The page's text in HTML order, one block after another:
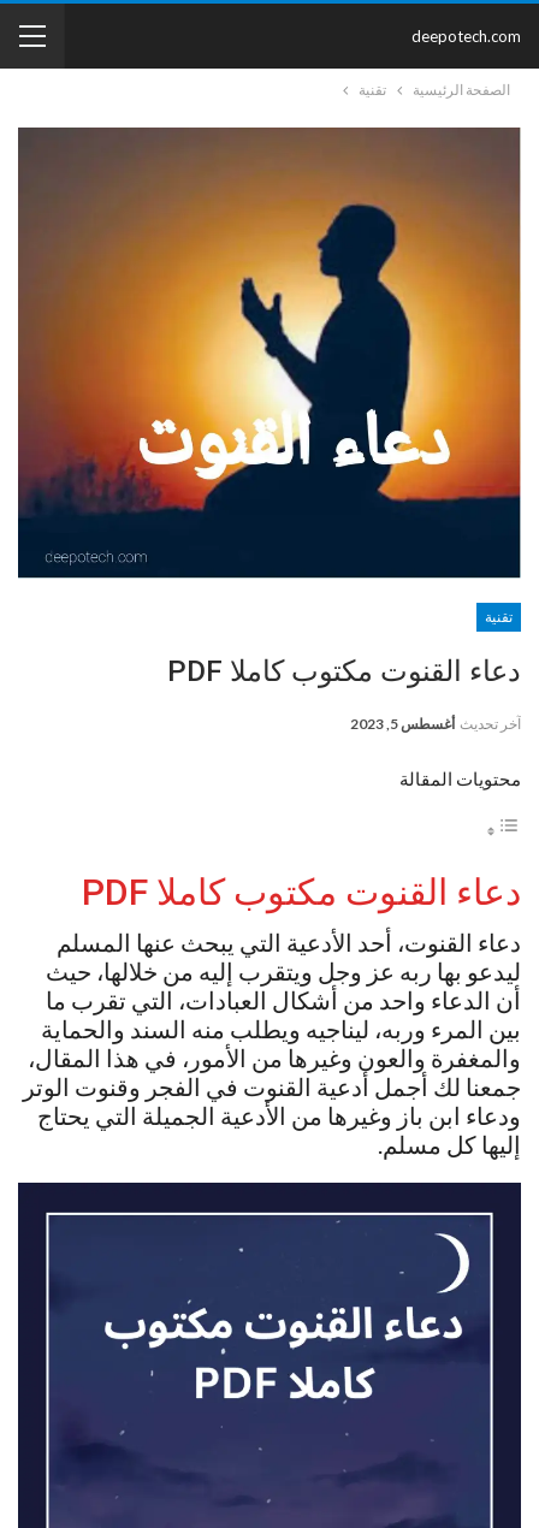
deepotech.com
الصفحة الرئيسية تقنية
تقنية
دعاء القنوت مكتوب كاملا PDF
آخر تحديث أغسطس 5, 2023
محتويات المقالة
دعاء القنوت مكتوب كاملا PDF
دعاء القنوت، أحد الأدعية التي يبحث عنها المسلم
ليدعو بها ربه عز وجل ويتقرب إليه من خلالها، حيث
أن الدعاء واحد من أشكال العبادات، التي تقرب ما
بين المرء وربه، ليناجيه ويطلب منه السند والحماية
والمغفرة والعون وغيرها من الأمور، في هذا المقال،
جمعنا لك أجمل أدعية القنوت في الفجر وقنوت الوتر
ودعاء ابن باز وغيرها من الأدعية الجميلة التي يحتاج
إليها كل مسلم.